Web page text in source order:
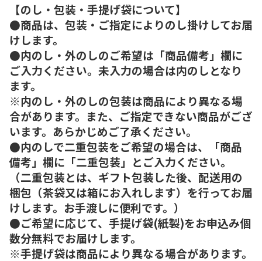
【のし・包装・手提げ袋について】
●商品は、包装・ご指定によりのし掛けしてお届
けします。
●内のし・外のしのご希望は「商品備考」欄に
ご入力ください。未入力の場合は内のしとなり
ます。
※内のし・外のしの包装は商品により異なる場
合があります。また、ご指定できない商品がござ
います。あらかじめご了承ください。
●内のしで二重包装をご希望の場合は、「商品
備考」欄に「二重包装」とご入力ください。
（二重包装とは、ギフト包装した後、配送用の
梱包（茶袋又は箱にお入れします）を行ってお届
けします。お手渡しに便利です。）
●ご希望に応じて、手提げ袋(紙製)をお申込み個
数分無料でお届けします。
※手提げ袋は商品により異なる場合があります。